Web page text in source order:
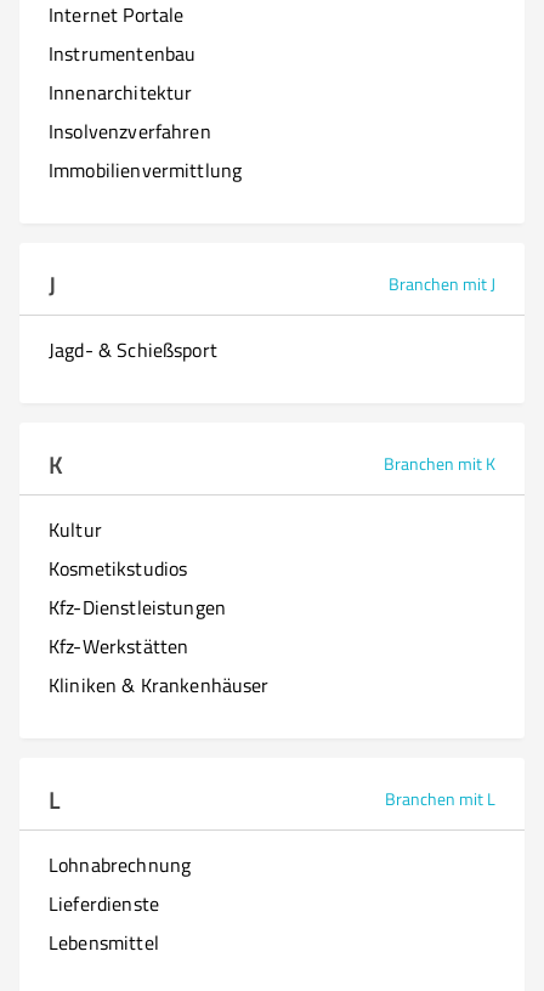
Internet Portale
Instrumentenbau
Innenarchitektur
Insolvenzverfahren
Immobilienvermittlung
J Branchen mit J
Jagd- & Schießsport
K Branchen mit K
Kultur
Kosmetikstudios
Kfz-Dienstleistungen
Kfz-Werkstätten
Kliniken & Krankenhäuser
L Branchen mit L
Lohnabrechnung
Lieferdienste
Lebensmittel